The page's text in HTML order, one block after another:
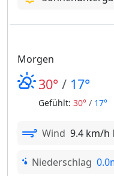
Morgen
30° / 17°
Gefühlt: 30° / 17°
Wind 9.4 km/h
Niederschlag